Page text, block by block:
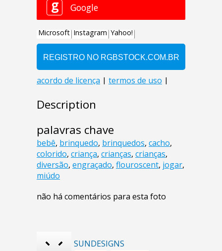
Description
palavras chave
bebê, brinquedo, brinquedos, cacho,
colorido, criança, crianças, crianças,
diversão, engraçado, flouroscent, jogar,
miúdo
não há comentários para esta foto
SUNDESIGNS